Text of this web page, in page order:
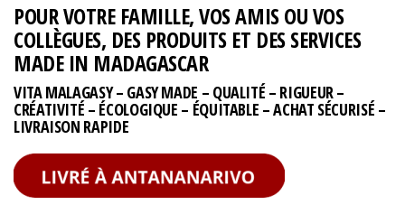
POUR VOTRE FAMILLE, VOS AMIS OU VOS
COLLÈGUES, DES PRODUITS ET DES SERVICES
MADE IN MADAGASCAR
VITA MALAGASY – GASY MADE – QUALITÉ – RIGUEUR –
CRÉATIVITÉ – ÉCOLOGIQUE – ÉQUITABLE – ACHAT SÉCURISÉ –
LIVRAISON RAPIDE